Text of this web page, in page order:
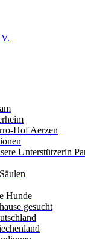
Hof Aerzen
Unterstützerin
Hunde
gesucht